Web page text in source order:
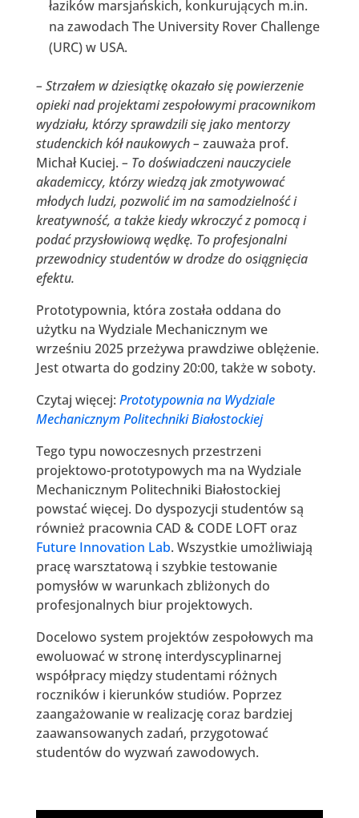
łazików marsjańskich, konkurujących m.in.
na zawodach The University Rover Challenge
(URC) w USA.
– Strzałem w dziesiątkę okazało się powierzenie
opieki nad projektami zespołowymi pracownikom
wydziału, którzy sprawdzili się jako mentorzy
studenckich kół naukowych – zauważa prof.
Michał Kuciej. – To doświadczeni nauczyciele
akademiccy, którzy wiedzą jak zmotywować
młodych ludzi, pozwolić im na samodzielność i
kreatywność, a także kiedy wkroczyć z pomocą i
podać przysłowiową wędkę. To profesjonalni
przewodnicy studentów w drodze do osiągnięcia
efektu.
Prototypownia, która została oddana do
użytku na Wydziale Mechanicznym we
wrześniu 2025 przeżywa prawdziwe oblężenie.
Jest otwarta do godziny 20:00, także w soboty.
Czytaj więcej: Prototypownia na Wydziale
Mechanicznym Politechniki Białostockiej
Tego typu nowoczesnych przestrzeni
projektowo-prototypowych ma na Wydziale
Mechanicznym Politechniki Białostockiej
powstać więcej. Do dyspozycji studentów są
również pracownia CAD & CODE LOFT oraz
Future Innovation Lab. Wszystkie umożliwiają
pracę warsztatową i szybkie testowanie
pomysłów w warunkach zbliżonych do
profesjonalnych biur projektowych.
Docelowo system projektów zespołowych ma
ewoluować w stronę interdyscyplinarnej
współpracy między studentami różnych
roczników i kierunków studiów. Poprzez
zaangażowanie w realizację coraz bardziej
zaawansowanych zadań, przygotować
studentów do wyzwań zawodowych.